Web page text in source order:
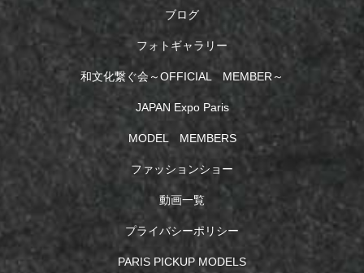
ブログ
フォトギャラリー
和文化繋ぐ会～OFFICIAL MEMBER～
JAPAN Expo Paris
MODEL MEMBERS
ファッションショー
動画一覧
プライバシーポリシー
PARIS PICKUP MODELS